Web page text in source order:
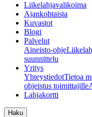
Liikelahjavalikoima
Ajankohtaista
Kuvastot
Blogi
Palvelut
Aineisto-ohje
suunnittelu
Yritys
YhteystiedotTietoa
ohjeistus toimittajille
Lahjakortti
Haku